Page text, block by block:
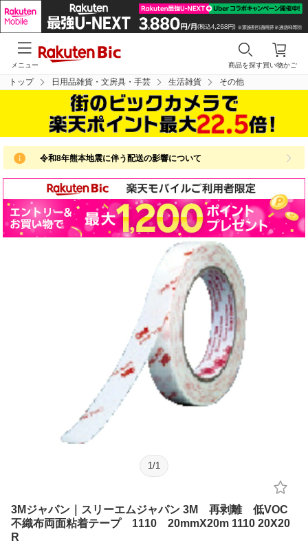
買い物かご
商品を探す
メニュー
トップ 日用品雑貨・文房具・手芸 生活雑貨 その他
令和8年熊本地震に伴う配送の影響について
1 /1
3Mジャパン｜スリーエムジャパン 3M 再剥離 低VOC
不織布両面粘着テープ 1110 20mmX20m 1110 20X20
R